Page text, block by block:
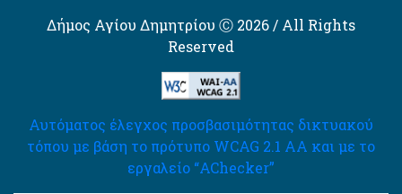
Δήμος Αγίου Δημητρίου Ⓒ 2026 / All Rights
Reserved
Αυτόματος έλεγχος προσβασιμότητας δικτυακού
τόπου με βάση το πρότυπο WCAG 2.1 AA και με το
εργαλείο “AChecker”